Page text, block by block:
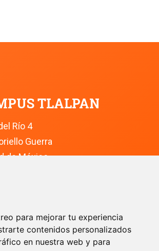
para mejorar tu experiencia
contenidos personalizados
en nuestra web y para
TLALPAN
Río 4
Guerra
de México